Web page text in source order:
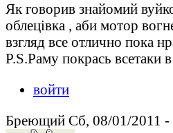
Як говорив знайомий
облецівка , аби мотор
взгляд все отлично пока
P.S.Раму покрась всетаки
войти
Бреющий Сб, 08/01/2011 -